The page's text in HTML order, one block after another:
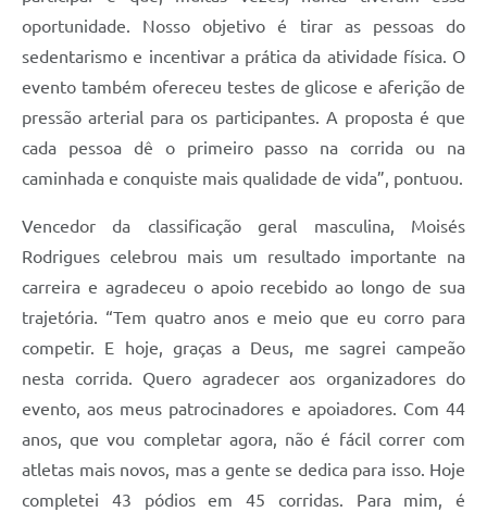
oportunidade. Nosso objetivo é tirar as pessoas do
sedentarismo e incentivar a prática da atividade física. O
evento também ofereceu testes de glicose e aferição de
pressão arterial para os participantes. A proposta é que
cada pessoa dê o primeiro passo na corrida ou na
caminhada e conquiste mais qualidade de vida”, pontuou.
Vencedor da classificação geral masculina, Moisés
Rodrigues celebrou mais um resultado importante na
carreira e agradeceu o apoio recebido ao longo de sua
trajetória. “Tem quatro anos e meio que eu corro para
competir. E hoje, graças a Deus, me sagrei campeão
nesta corrida. Quero agradecer aos organizadores do
evento, aos meus patrocinadores e apoiadores. Com 44
anos, que vou completar agora, não é fácil correr com
atletas mais novos, mas a gente se dedica para isso. Hoje
completei 43 pódios em 45 corridas. Para mim, é